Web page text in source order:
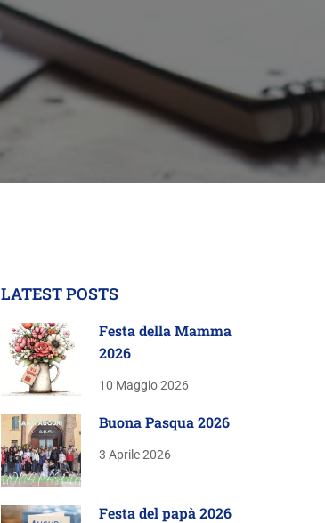
LATEST POSTS
Festa della Mamma
2026
10 Maggio 2026
Buona Pasqua 2026
3 Aprile 2026
Festa del papà 2026